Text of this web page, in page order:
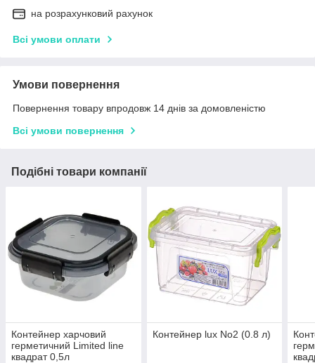
на розрахунковий рахунок
Всі умови оплати
Умови повернення
Повернення товару впродовж 14 днів за домовленістю
Всі умови повернення
Подібні товари компанії
Контейнер харчовий
герметичний Limited line
квадрат 0,5л
Контейнер lux No2 (0.8 л)